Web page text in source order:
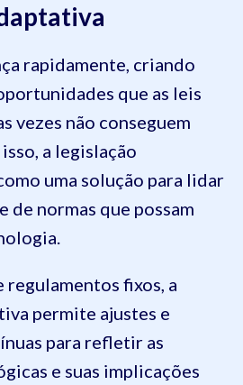
rapidamente, criando
que as leis
vezes não conseguem
a legislação
uma solução para lidar
de normas que possam
regulamentos fixos, a
permite ajustes e
para refletir as
e suas implicações